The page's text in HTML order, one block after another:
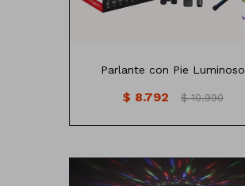
Parlante con Pie Luminoso
$ 8.792 $ 10.990